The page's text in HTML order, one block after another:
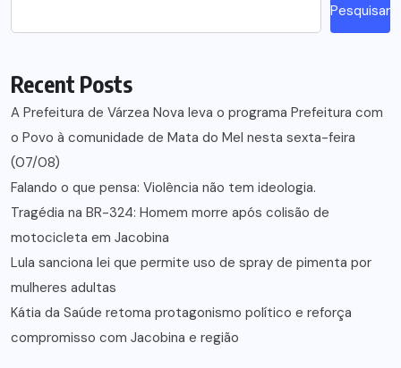
Pesquisar
Recent Posts
A Prefeitura de Várzea Nova leva o programa Prefeitura com
o Povo à comunidade de Mata do Mel nesta sexta-feira
(07/08)
Falando o que pensa: Violência não tem ideologia.
Tragédia na BR-324: Homem morre após colisão de
motocicleta em Jacobina
Lula sanciona lei que permite uso de spray de pimenta por
mulheres adultas
Kátia da Saúde retoma protagonismo político e reforça
compromisso com Jacobina e região